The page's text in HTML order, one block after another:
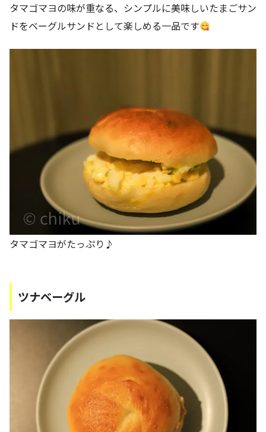
タマゴマヨの味が重なる、シンプルに美味しいたまごサン
ドをベーグルサンドとして楽しめる一品です
タマゴマヨがたっぷり♪
ツナベーグル